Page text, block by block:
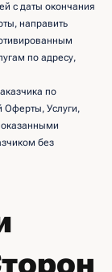
с даты окончания
направить
по адресу,
по
Оферты, Услуги,
без